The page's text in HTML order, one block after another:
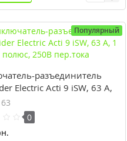
Популярный
разъединитель
Electric Acti 9 iSW, 63 А,
250В пер.тока
0